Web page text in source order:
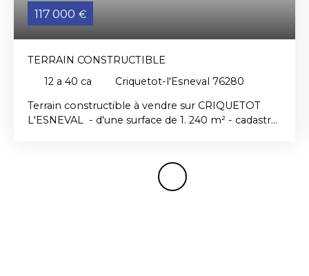
117 000 €
TERRAIN CONSTRUCTIBLE
12 a 40 ca
Criquetot-l'Esneval 76280
Terrain constructible à vendre sur CRIQUETOT
L'ESNEVAL - d'une surface de 1. 240 m² - cadastré